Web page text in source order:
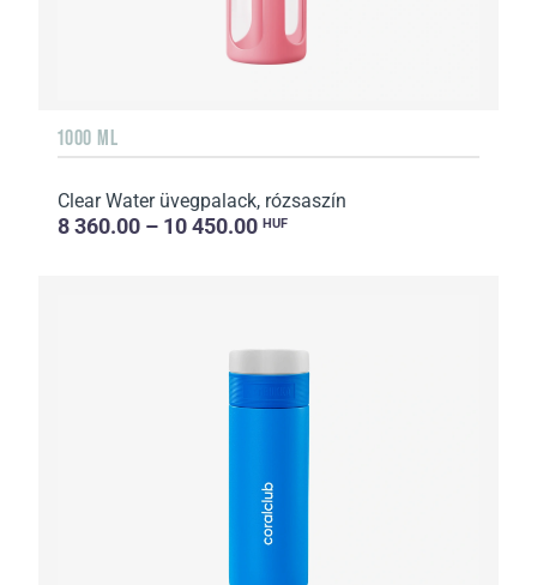
1000 ML
Clear Water üvegpalack, rózsaszín
8 360.00 – 10 450.00 HUF